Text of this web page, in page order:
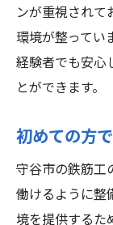
ンが重視されて
環境が整ってい
経験者でも安心
とができます。
初めての方
守谷市の鉄筋工
働けるように整
境を提供するた